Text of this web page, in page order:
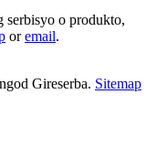
serbisyo o produkto,
oremail.
Gireserba. Sitemap